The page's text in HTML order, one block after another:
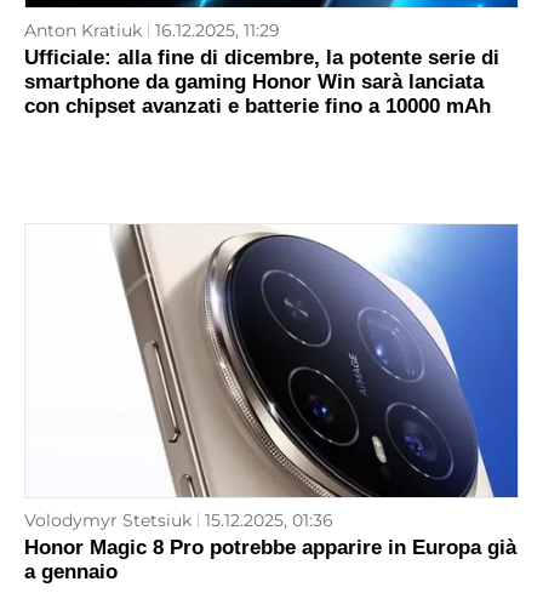
Anton Kratiuk 16.12.2025, 11:29
Ufficiale: alla fine di dicembre, la potente serie di
smartphone da gaming Honor Win sarà lanciata
con chipset avanzati e batterie fino a 10000 mAh
Volodymyr Stetsiuk 15.12.2025, 01:36
Honor Magic 8 Pro potrebbe apparire in Europa già
a gennaio